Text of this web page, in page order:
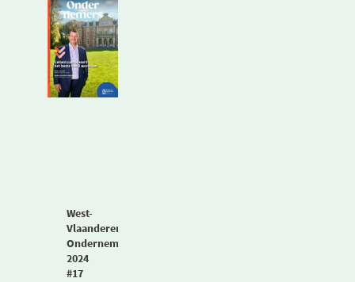
West-
Vlaanderen
Ondernemers
2024
#17